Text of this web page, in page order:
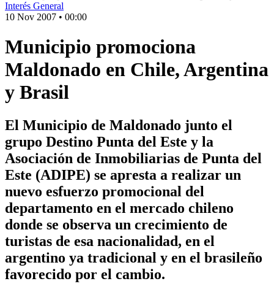
Interés General
10 Nov 2007 • 00:00
Municipio promociona
Maldonado en Chile, Argentina
y Brasil
El Municipio de Maldonado junto el
grupo Destino Punta del Este y la
Asociación de Inmobiliarias de Punta del
Este (ADIPE) se apresta a realizar un
nuevo esfuerzo promocional del
departamento en el mercado chileno
donde se observa un crecimiento de
turistas de esa nacionalidad, en el
argentino ya tradicional y en el brasileño
favorecido por el cambio.